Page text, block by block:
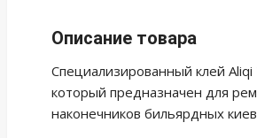
Описание товара
Специализированный клей Aliqi
который предназначен для
наконечников бильярдных